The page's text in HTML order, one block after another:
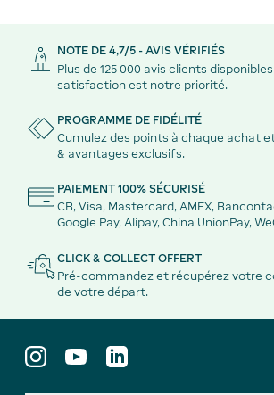
NOTE DE 4,7/5 - AVIS VÉRIFIÉS
Plus de 125 000 avis clients
satisfaction est notre priorité.
PROGRAMME DE FIDÉLITÉ
Cumulez des points à chaque achat
& avantages exclusifs.
PAIEMENT 100% SÉCURISÉ
CB, Visa, Mastercard, AMEX,
Google Pay, Alipay, China UnionPay,
CLICK & COLLECT OFFERT
Pré-commandez et récupérez votre
de votre départ.